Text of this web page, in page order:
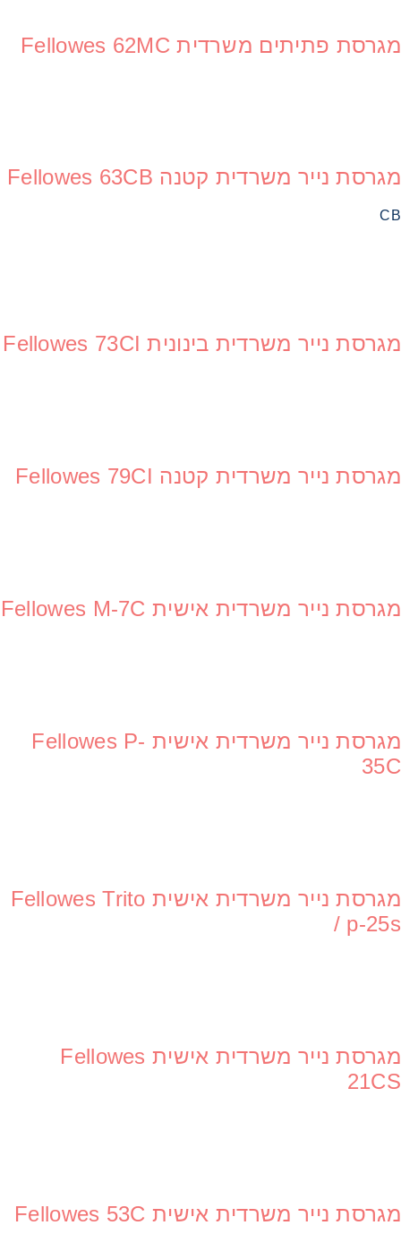
מגרסת פתיתים משרדית Fellowes 62MC
מגרסת נייר משרדית קטנה Fellowes 63CB
CB
מגרסת נייר משרדית בינונית Fellowes 73CI
מגרסת נייר משרדית קטנה Fellowes 79CI
מגרסת נייר משרדית אישית Fellowes M-7C
מגרסת נייר משרדית אישית Fellowes P-
35C
מגרסת נייר משרדית אישית Fellowes Trito
/ p-25s
מגרסת נייר משרדית אישית Fellowes
21CS
מגרסת נייר משרדית אישית Fellowes 53C